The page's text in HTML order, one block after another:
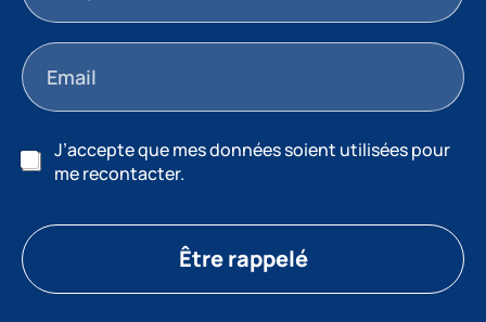
J’accepte que mes données soient utilisées pour
me recontacter.
Être rappelé